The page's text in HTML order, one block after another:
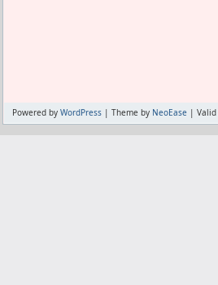
Powered by WordPress | Theme by NeoEase | Valid